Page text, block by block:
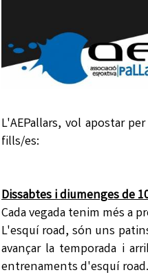
L'AEPallars, vol apostar
fills/es:
Dissabtes i diumenges de
Cada vegada tenim més a
L'esquí road, són uns
avançar la temporada i
entrenaments d'esquí road.